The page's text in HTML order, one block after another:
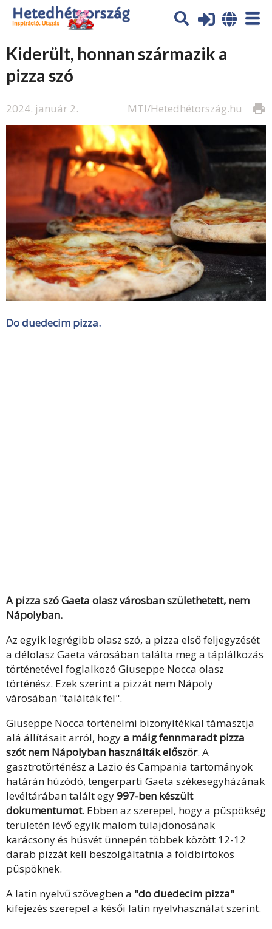
Kiderült, honnan származik a
pizza szó
2024. január 2. print
MTI/Hetedhétország.hu
Do duedecim pizza.
A pizza szó Gaeta olasz városban születhetett, nem
Nápolyban.
Az egyik legrégibb olasz szó, a pizza első feljegyzését
a délolasz Gaeta városában találta meg a táplálkozás
történetével foglalkozó Giuseppe Nocca olasz
történész. Ezek szerint a pizzát nem Nápoly
városában "találták fel".
Giuseppe Nocca történelmi bizonyítékkal támasztja
alá állításait arról, hogya máig fennmaradt pizza
szót nem Nápolyban használták először. A
gasztrotörténész a Lazio és Campania tartományok
határán húzódó, tengerparti Gaeta székesegyházának
levéltárában talált egy997-ben készült
dokumentumot. Ebben az szerepel, hogy a püspökség
területén lévő egyik malom tulajdonosának
karácsony és húsvét ünnepén többek között 12-12
darab pizzát kell beszolgáltatnia a földbirtokos
püspöknek.
A latin nyelvű szövegben a "do duedecim pizza"
kifejezés szerepel a késői latin nyelvhasználat szerint.